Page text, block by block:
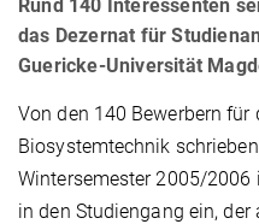
Rund 140 Interessenten
das Dezernat für
Guericke-Universität
Von den 140 Bewerbern für
Biosystemtechnik
Wintersemester 2005/
in den Studiengang ein,